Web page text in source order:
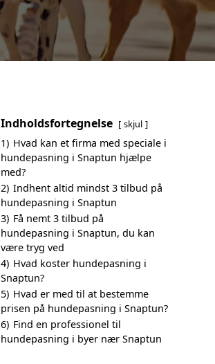
Indholdsfortegnelse skjul
1) Hvad kan et firma med speciale i
hundepasning i Snaptun hjælpe
med?
2) Indhent altid mindst 3 tilbud på
hundepasning i Snaptun
3) Få nemt 3 tilbud på
hundepasning i Snaptun, du kan
være tryg ved
4) Hvad koster hundepasning i
Snaptun?
5) Hvad er med til at bestemme
prisen på hundepasning i Snaptun?
6) Find en professionel til
hundepasning i byer nær Snaptun